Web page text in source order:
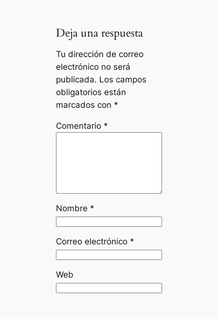
Deja una respuesta
Tu dirección de correo
electrónico no será
publicada. Los campos
obligatorios están
marcados con *
Comentario *
Nombre *
Correo electrónico *
Web